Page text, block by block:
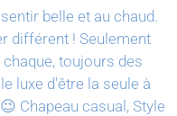
belle et au chaud.
différent ! Seulement
toujours des
luxe d'être la seule à
Chapeau casual, Style